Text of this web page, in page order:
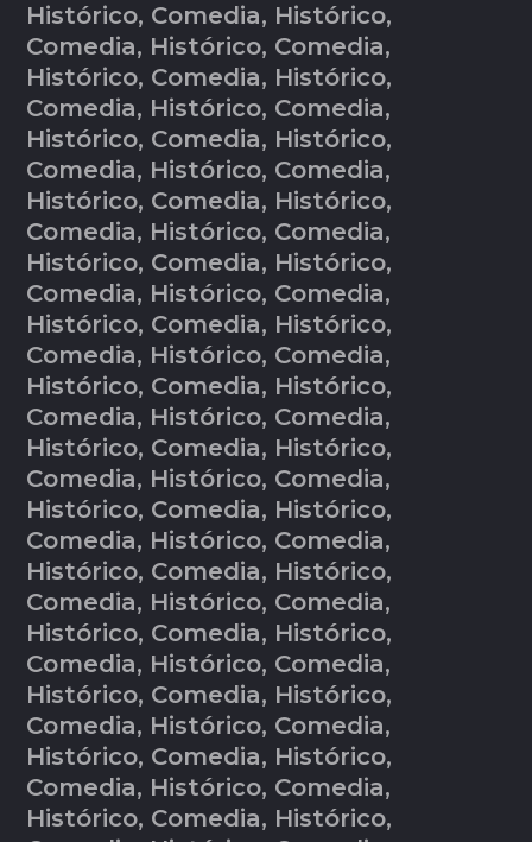
Histórico, Comedia, Histórico,
Comedia, Histórico, Comedia,
Histórico, Comedia, Histórico,
Comedia, Histórico, Comedia,
Histórico, Comedia, Histórico,
Comedia, Histórico, Comedia,
Histórico, Comedia, Histórico,
Comedia, Histórico, Comedia,
Histórico, Comedia, Histórico,
Comedia, Histórico, Comedia,
Histórico, Comedia, Histórico,
Comedia, Histórico, Comedia,
Histórico, Comedia, Histórico,
Comedia, Histórico, Comedia,
Histórico, Comedia, Histórico,
Comedia, Histórico, Comedia,
Histórico, Comedia, Histórico,
Comedia, Histórico, Comedia,
Histórico, Comedia, Histórico,
Comedia, Histórico, Comedia,
Histórico, Comedia, Histórico,
Comedia, Histórico, Comedia,
Histórico, Comedia, Histórico,
Comedia, Histórico, Comedia,
Histórico, Comedia, Histórico,
Comedia, Histórico, Comedia,
Histórico, Comedia, Histórico,